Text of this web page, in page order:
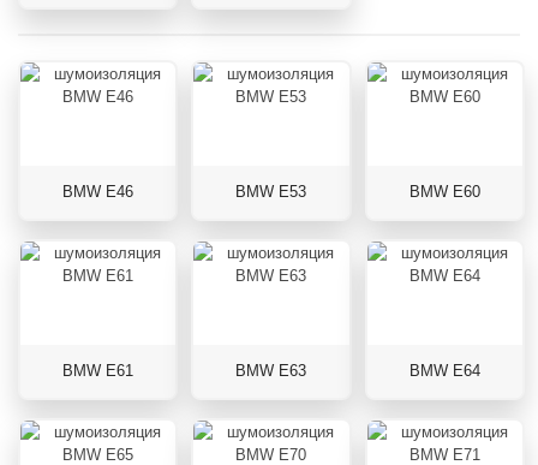
BMW E46 BMW E53 BMW E60
BMW E61 BMW E63 BMW E64